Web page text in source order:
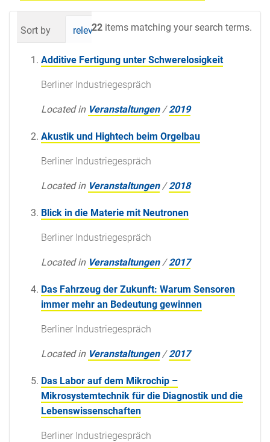
22 items matching your search terms.
Sort by relevance date (newest first)
Additive Fertigung unter Schwerelosigkeit
Berliner Industriegespräch
Located in Veranstaltungen /2019
Akustik und Hightech beim Orgelbau
Berliner Industriegespräch
Located in Veranstaltungen /2018
Blick in die Materie mit Neutronen
Berliner Industriegespräch
Located in Veranstaltungen /2017
Das Fahrzeug der Zukunft: Warum Sensoren
immer mehr an Bedeutung gewinnen
Berliner Industriegespräch
Located in Veranstaltungen /2017
Das Labor auf dem Mikrochip –
Mikrosystemtechnik für die Diagnostik und die
Lebenswissenschaften
Berliner Industriegespräch